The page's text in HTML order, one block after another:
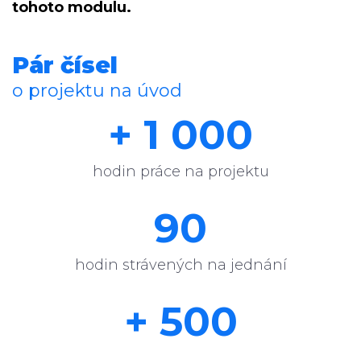
tohoto modulu.
Pár čísel
o projektu na úvod
+ 1 000
hodin práce na projektu
90
hodin strávených na jednání
+ 500